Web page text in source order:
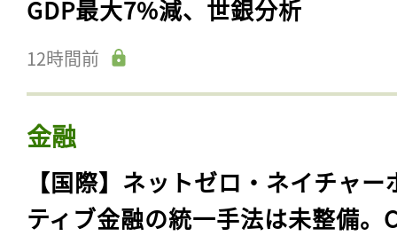
GDP最大7%減、世銀分析
12時間前
金融
【国際】ネットゼロ・ネイチャー
ティブ金融の統一手法は未整備。